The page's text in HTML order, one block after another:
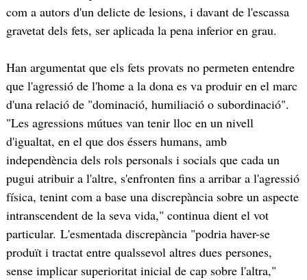
com a autors d'un delicte de lesions, i davant de l'escassa
gravetat dels fets, ser aplicada la pena inferior en grau.
Han argumentat que els fets provats no permeten entendre
que l'agressió de l'home a la dona es va produir en el marc
d'una relació de "dominació, humiliació o subordinació".
"Les agressions mútues van tenir lloc en un nivell
d'igualtat, en el que dos éssers humans, amb
independència dels rols personals i socials que cada un
pugui atribuir a l'altre, s'enfronten fins a arribar a l'agressió
física, tenint com a base una discrepància sobre un aspecte
intranscendent de la seva vida," continua dient el vot
particular. L'esmentada discrepància "podria haver-se
produït i tractat entre qualssevol altres dues persones,
sense implicar superioritat inicial de cap sobre l'altra,"